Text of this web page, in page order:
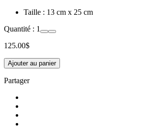
Taille : 13 cm x 25 cm
Quantité : 1
125.00$
Ajouter au panier
Partager